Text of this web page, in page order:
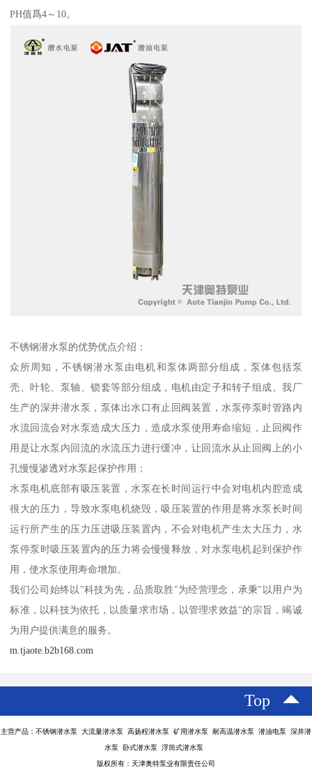
PH值爲4～10。
不锈钢潜水泵的优势优点介绍：
众所周知，不锈钢潜水泵由电机和泵体两部分组成，泵体包括泵
壳、叶轮、泵轴、锁套等部分组成，电机由定子和转子组成。我厂
生产的深井潜水泵，泵体出水口有止回阀装置，水泵停泵时管路内
水流回流会对水泵造成大压力，造成水泵使用寿命缩短，止回阀作
用是让水泵内回流的水流压力进行缓冲，让回流水从止回阀上的小
孔慢慢渗透对水泵起保护作用；
水泵电机底部有吸压装置，水泵在长时间运行中会对电机内腔造成
很大的压力，导致水泵电机烧毁，吸压装置的作用是将水泵长时间
运行所产生的压力压进吸压装置内，不会对电机产生太大压力，水
泵停泵时吸压装置内的压力将会慢慢释放，对水泵电机起到保护作
用，使水泵使用寿命增加。
我们公司始终以"科技为先，品质取胜"为经营理念，承秉"以用户为
标准，以科技为依托，以质量求市场，以管理求效益"的宗旨，竭诚
为用户提供满意的服务。
m.tjaote.b2b168.com
Top
主营产品：不锈钢潜水泵 大流量潜水泵 高扬程潜水泵 矿用潜水泵 耐高温潜水泵 潜油电泵 深井潜
水泵 卧式潜水泵 浮筒式潜水泵
版权所有：天津奥特泵业有限责任公司